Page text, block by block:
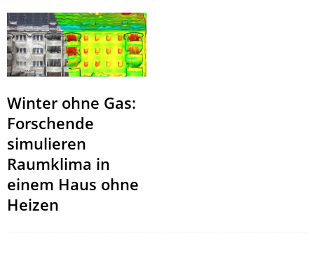
Winter ohne Gas:
Forschende
simulieren
Raumklima in
einem Haus ohne
Heizen